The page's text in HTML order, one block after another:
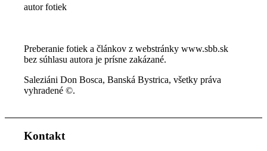
autor fotiek
Preberanie fotiek a článkov z webstránky www.sbb.sk
bez súhlasu autora je prísne zakázané.
Saleziáni Don Bosca, Banská Bystrica, všetky práva
vyhradené ©.
Kontakt